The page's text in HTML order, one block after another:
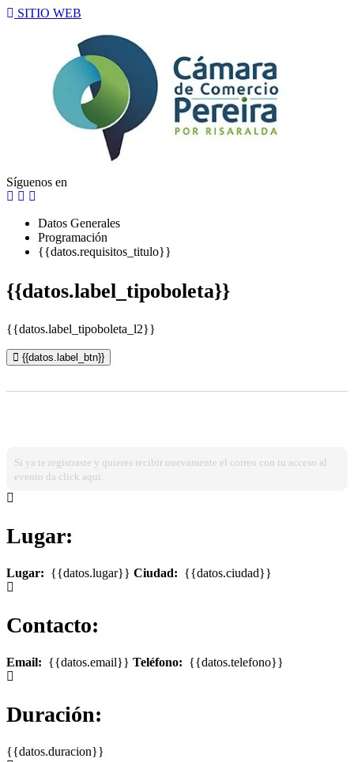
SITIO WEB
Síguenos en
Datos Generales
Programación
{{datos.requisitos_titulo}}
{{datos.label_tipoboleta}}
{{datos.label_tipoboleta_l2}}
{{datos.label_btn}}
Si ya te registraste y quieres recibir nuevamente el correo con tu acceso al
evento da click aqui.
Lugar:
Lugar: {{datos.lugar}} Ciudad: {{datos.ciudad}}
Contacto:
Email: {{datos.email}} Teléfono: {{datos.telefono}}
Duración:
{{datos.duracion}}